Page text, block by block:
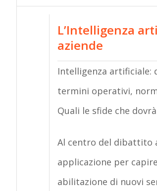
L’Intelligenza
aziende
Intelligenza artificiale:
termini operativi,
Quali le sfide che
Al centro del dibattito
applicazione per
abilitazione di nuovi